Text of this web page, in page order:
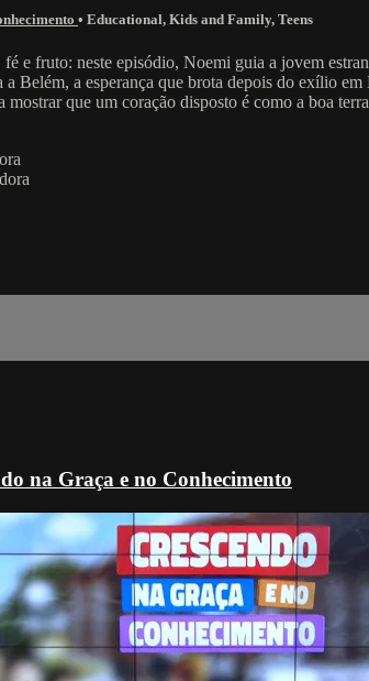
• Educational, Kids and Family, Teens
e fruto: neste episódio, Noemi guia a jovem
a Belém, a esperança que brota depois do exílio
mostrar que um coração disposto é como a boa
na Graça e no Conhecimento